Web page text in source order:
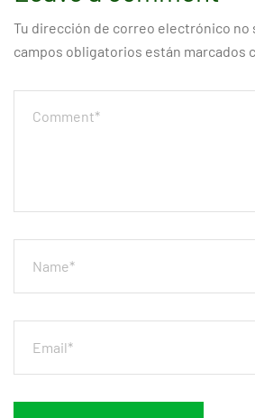
Tu dirección de correo electrónico no
campos obligatorios están marcados